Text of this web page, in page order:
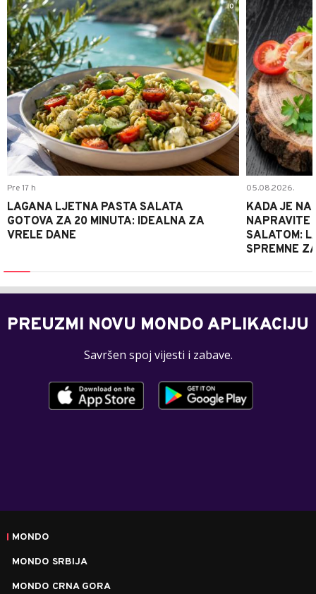
0
Pre 17 h
LAGANA LJETNA PASTA SALATA
GOTOVA ZA 20 MINUTA: IDEALNA ZA
VRELE DANE
05.08.2026.
KADA JE
NAPRAVITE
SALATOM:
SPREMNE
PREUZMI NOVU MONDO APLIKACIJU
Savršen spoj vijesti i zabave.
MONDO
MONDO SRBIJA
MONDO CRNA GORA